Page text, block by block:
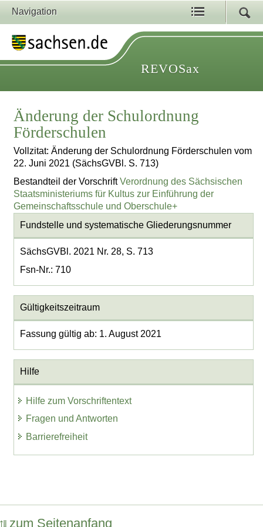
Navigation
REVOSax
Änderung der Schulordnung
Förderschulen
Vollzitat: Änderung der Schulordnung Förderschulen vom
22. Juni 2021 (SächsGVBl. S. 713)
Bestandteil der VorschriftVerordnung des Sächsischen
Staatsministeriums für Kultus zur Einführung der
Gemeinschaftsschule und Oberschule+
Fundstelle und systematische Gliederungsnummer
SächsGVBl. 2021 Nr. 28, S. 713
Fsn-Nr.: 710
Gültigkeitszeitraum
Fassung gültig ab: 1. August 2021
Hilfe
Hilfe zum Vorschriftentext
Fragen und Antworten
Barrierefreiheit
zum Seitenanfang